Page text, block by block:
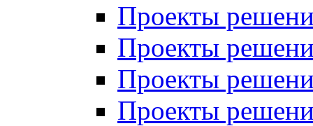
Проекты
Проекты
Проекты
Проекты